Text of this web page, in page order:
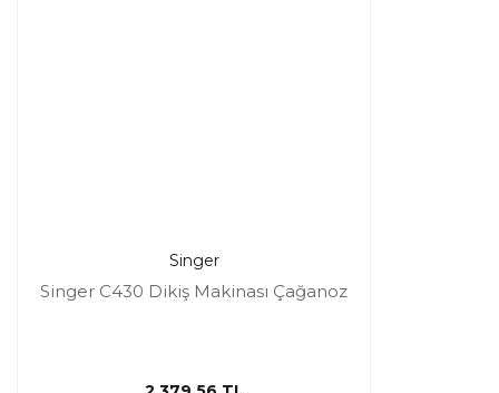
Singer
Singer C430 Dikiş Makinası Çağanoz